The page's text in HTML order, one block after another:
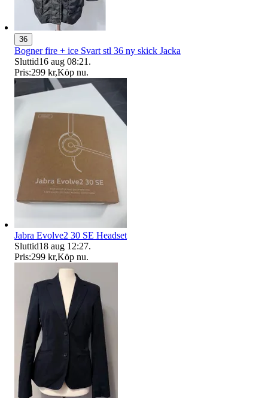
36
Bogner fire + ice Svart stl 36 ny skick Jacka
Sluttid16 aug 08:21 .
Pris:299 kr,Köp nu.
Jabra Evolve2 30 SE Headset
Sluttid18 aug 12:27.
Pris:299 kr,Köp nu.